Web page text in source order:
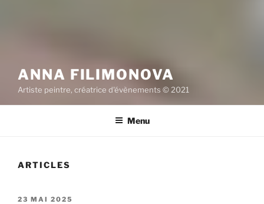
ANNA FILIMONOVA
Artiste peintre, créatrice d'évènements © 2021
Menu
ARTICLES
PUBLIÉ
23 MAI 2025